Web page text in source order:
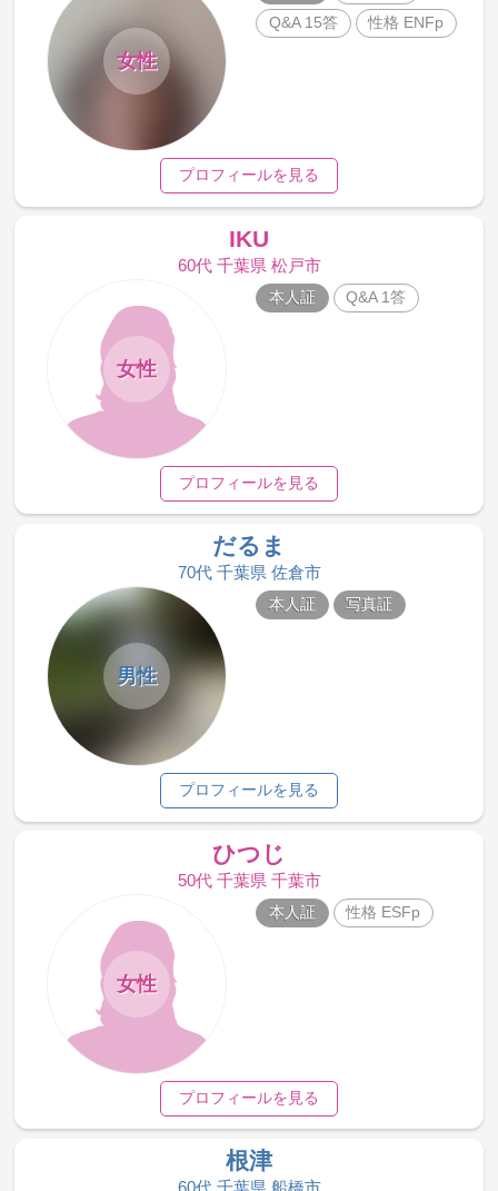
女性
Q&A 15答
性格 ENFp
プロフィールを見る
IKU
60代 千葉県 松戸市
女性
本人証 Q&A 1答
プロフィールを見る
だるま
70代 千葉県 佐倉市
男性
本人証 写真証
プロフィールを見る
ひつじ
50代 千葉県 千葉市
女性
本人証 性格 ESFp
プロフィールを見る
根津